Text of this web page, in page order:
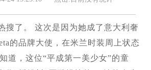
搜了。 这次是因为她成了意大利奢
的品牌大使，在米兰时装周上状态
道，这位“平成第一美少女”的童